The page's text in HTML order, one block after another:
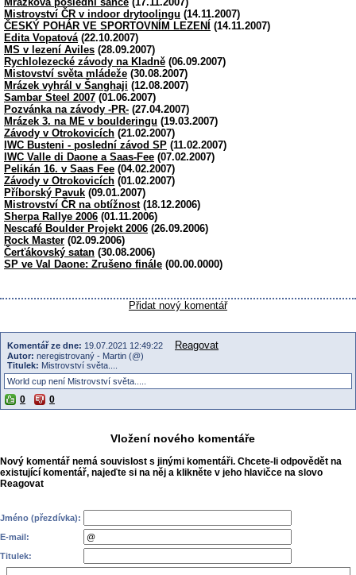
Mistrovství ČR v indoor drytoolingu (14.11.2007)
ČESKÝ POHÁR VE SPORTOVNÍM LEZENÍ
(14.11.2007)
Edita Vopatová(22.10.2007)
MS v lezení Aviles (28.09.2007)
Rychlolezecké závody na Kladně (06.09.2007)
Mistovství světa mládeže (30.08.2007)
Mrázek vyhrál v Šanghaji (12.08.2007)
Sambar Steel 2007 (01.06.2007)
Pozvánka na závody -PR- (27.04.2007)
Mrázek 3. na ME v boulderingu (19.03.2007)
Závody v Otrokovicích (21.02.2007)
IWC Busteni - poslední závod SP (11.02.2007)
IWC Valle di Daone a Saas-Fee (07.02.2007)
Pelikán 16. v Saas Fee (04.02.2007)
Závody v Otrokovicích (01.02.2007)
Příborský Pavuk (09.01.2007)
Mistrovství ČR na obtížnost(18.12.2006)
Sherpa Rallye 2006 (01.11.2006)
Nescafé Boulder Projekt 2006 (26.09.2006)
Rock Master (02.09.2006)
Čerťákovský satan (30.08.2006)
SP ve Val Daone: Zrušeno finále (00.00.0000)
Přidat nový komentář
Komentář ze dne: 19.07.2021 12:49:22 Reagovat
Autor: neregistrovaný - Martin (@)
Titulek: Mistrovství světa....
World cup není Mistrovství světa.....
0 0
Vložení nového komentáře
Nový komentář nemá souvislost s jinými komentáři. Chcete-li odpovědět na
existující komentář, najeďte si na něj a klikněte v jeho hlavičce na slovo
Reagovat
Jméno (přezdívka):
E-mail:
Titulek: